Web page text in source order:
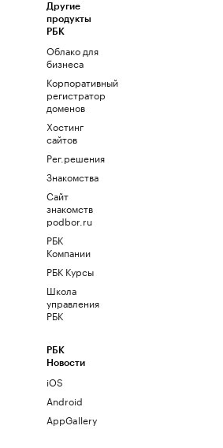
Другие
продукты
РБК
Облако для
бизнеса
Корпоративный
регистратор
доменов
Хостинг
сайтов
Рег.решения
Знакомства
Сайт
знакомств
podbor.ru
РБК
Компании
РБК Курсы
Школа
управления
РБК
РБК
Новости
iOS
Android
AppGallery